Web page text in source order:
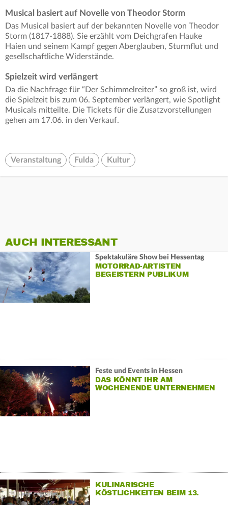
Musical basiert auf Novelle von Theodor Storm
Das Musical basiert auf der bekannten Novelle von Theodor
Storm (1817-1888). Sie erzählt vom Deichgrafen Hauke
Haien und seinem Kampf gegen Aberglauben, Sturmflut und
gesellschaftliche Widerstände.
Spielzeit wird verlängert
Da die Nachfrage für “Der Schimmelreiter” so groß ist, wird
die Spielzeit bis zum 06. September verlängert, wie Spotlight
Musicals mitteilte. Die Tickets für die Zusatzvorstellungen
gehen am 17.06. in den Verkauf.
Veranstaltung Fulda Kultur
AUCH INTERESSANT
Spektakuläre Show bei Hessentag
MOTORRAD-ARTISTEN
BEGEISTERN PUBLIKUM
Feste und Events in Hessen
DAS KÖNNT IHR AM
WOCHENENDE UNTERNEHMEN
KULINARISCHE
KÖSTLICHKEITEN BEIM 13.